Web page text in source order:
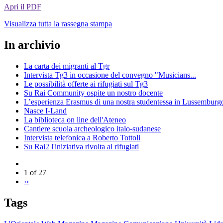
Apri il PDF
Visualizza tutta la rassegna stampa
In archivio
La carta dei migranti al Tgr
Intervista Tg3 in occasione del convegno "Musicians...
Le possibilità offerte ai rifugiati sul Tg3
Su Rai Community ospite un nostro docente
L’esperienza Erasmus di una nostra studentessa in
Nasce I-Land
La biblioteca on line dell'Ateneo
Cantiere scuola archeologico italo-sudanese
Intervista telefonica a Roberto Tottoli
Su Rai2 l'iniziativa rivolta ai rifugiati
1 of 27
››
Tags